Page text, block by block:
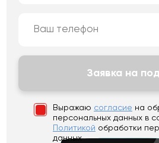
Выражаю согласие на
персональных данных в
Политикой обработки
данных
Заявка на